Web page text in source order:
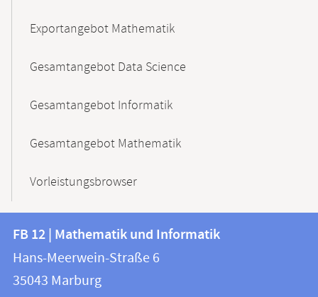
Exportangebot Mathematik
Gesamtangebot Data Science
Gesamtangebot Informatik
Gesamtangebot Mathematik
Vorleistungsbrowser
Kontakt
und
Informationen
FB
12
|
FB 12 | Mathematik und Informatik
Hans-Meerwein-Straße 6
35043 Marburg